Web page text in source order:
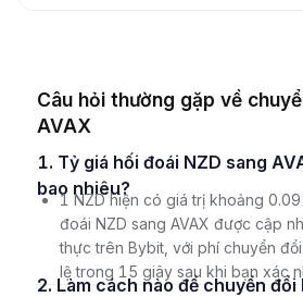
Câu hỏi thường gặp về
AVAX
1. Tỷ giá hối đoái NZD sang AVAX hiện tại là
bao nhiêu?
1 NZD hiện có giá trị khoảng
đoái NZD sang AVAX được cập
thực trên Bybit, với phí chuyển
lệ trong 15 giây sau khi bạn xác
2. Làm cách nào để chuyển đổi NZD sang